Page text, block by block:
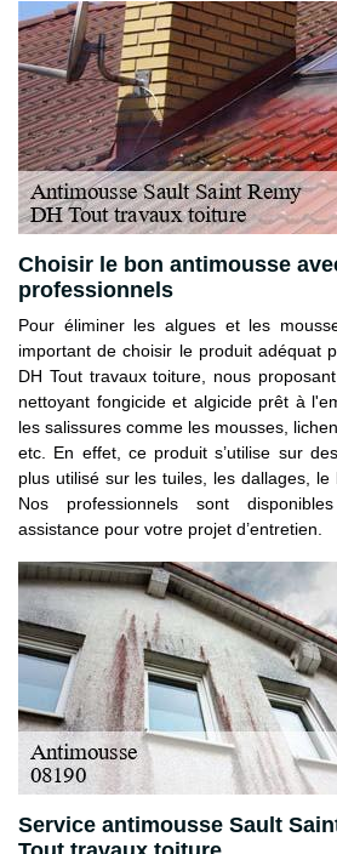
Choisir le bon antimousse
professionnels
Pour éliminer les algues et les
important de choisir le produit adéquat
DH Tout travaux toiture, nous
nettoyant fongicide et algicide prêt à
les salissures comme les mousses,
etc. En effet, ce produit s’utilise sur
plus utilisé sur les tuiles, les dallages, le
Nos professionnels sont
assistance pour votre projet d’entretien.
Service antimousse Sault